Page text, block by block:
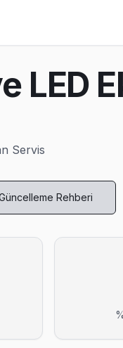
dakika içinde yazılı teklif
Kartal ekibimiz bu
LED
Servis
Güncelleme Rehberi